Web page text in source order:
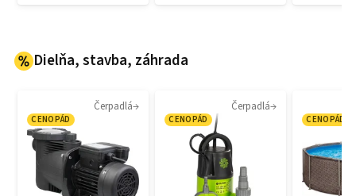
Dielňa, stavba, záhrada
Čerpadlá
CENOPÁD
Čerpadlá
CENOPÁD CENOPÁD